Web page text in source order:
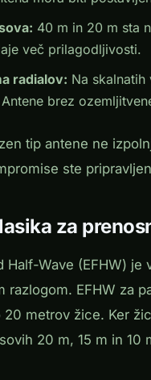
40 m in 20 m sta
več prilagodljivosti.
radialov: Na
brez
tip antene ne
ste
za
Half-Wave (EFHW)
EFHW za
20 metrov žice. Ker
20 m, 15 m in